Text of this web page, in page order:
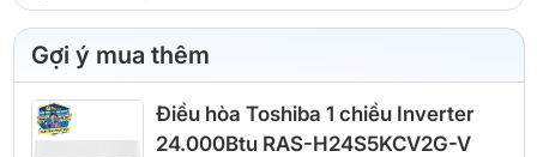
Gợi ý mua thêm
Điều hòa Toshiba 1 chiều Inverter
24.000Btu RAS-H24S5KCV2G-V